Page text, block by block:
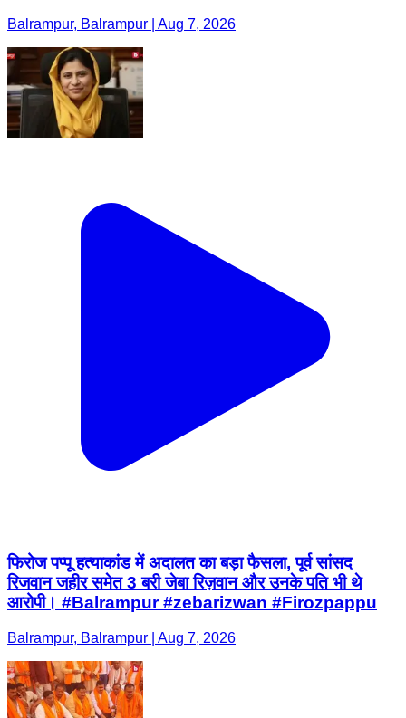
Balrampur, Balrampur | Aug 7, 2026
फिरोज पप्पू हत्याकांड में अदालत का बड़ा फैसला, पूर्व सांसद
रिजवान जहीर समेत 3 बरी जेबा रिज़वान और उनके पति भी थे
आरोपी। #Balrampur #zebarizwan #Firozpappu
Balrampur, Balrampur | Aug 7, 2026